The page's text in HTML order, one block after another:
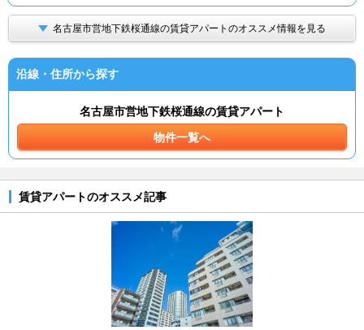
名古屋市営地下鉄桜通線の賃貸アパートのオススメ情報を見る
沿線・住所から探す
名古屋市営地下鉄桜通線の賃貸アパート
物件一覧へ
賃貸アパートのオススメ記事